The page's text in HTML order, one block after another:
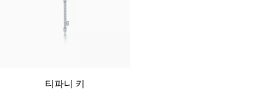
티파니 키